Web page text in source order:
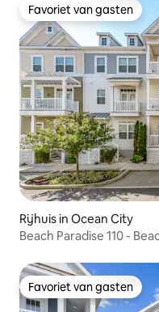
Favoriet van gasten
Favoriet van gasten
Rijhuis in Ocean City
Beach Paradise 110 -
Favoriet van gasten
Favoriet van gasten